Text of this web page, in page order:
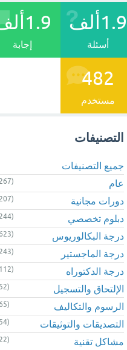
1.9ألف
أسئلة
1.9ألف
إجابة
482
مستخدم
التصنيفات
جميع التصنيفات
عام
(267)
دورات مجانية (207)
دبلوم تخصصي (244)
درجة البكالوريوس (623)
درجة الماجستير (243)
درجة الدكتوراه (112)
الإلتحاق والتسجيل (52)
الرسوم والتكاليف (65)
التصديقات والتوثيقات (54)
مشاكل تقنية (22)